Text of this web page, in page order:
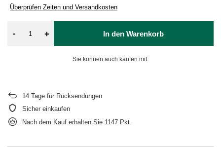
Überprüfen Zeiten und Versandkosten
- + In den Warenkorb
Sie können auch kaufen mit:
14 Tage für Rücksendungen
Sicher einkaufen
Nach dem Kauf erhalten Sie 1147 Pkt.